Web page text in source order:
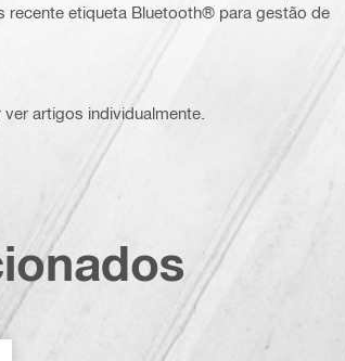
recente etiqueta Bluetooth® para gestão de
artigos individualmente.